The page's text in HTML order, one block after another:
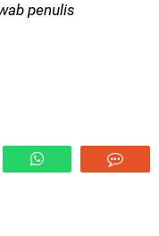
penulis